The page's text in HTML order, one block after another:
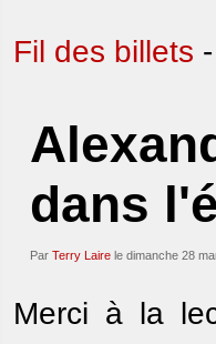
Fil des billets -
dans
Par Terry Laire le dimanche 28
Merci à la